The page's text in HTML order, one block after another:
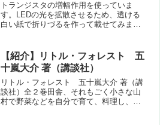
トランジスタの増幅作用を使っていま
す。LEDの光を拡散させるため、透ける
白い紙で折りづるを作って載せてみまし
【紹介】リトル・フォレスト 五
十嵐大介 著（講談社）
リトル・フォレスト 五十嵐大介 著（講
談社）全２巻田舎、それもごく小さな山
村で野菜などを自分で育て、料理し、地